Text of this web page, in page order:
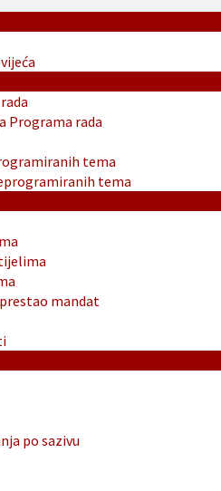
Programa rada
tema
tema
mandat
po sazivu